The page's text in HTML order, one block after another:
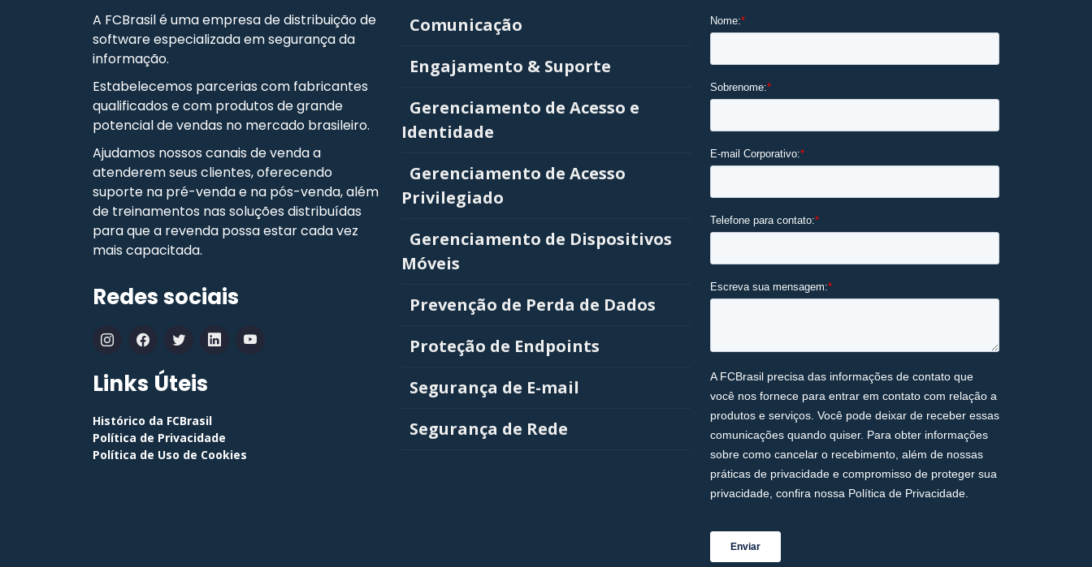
A FCBrasil é uma empresa de distribuição de
software especializada em segurança da
informação.
Estabelecemos parcerias com fabricantes
qualificados e com produtos de grande
potencial de vendas no mercado brasileiro.
Ajudamos nossos canais de venda a
atenderem seus clientes, oferecendo
suporte na pré-venda e na pós-venda, além
de treinamentos nas soluções distribuídas
para que a revenda possa estar cada vez
mais capacitada.
Redes sociais
Links Úteis
Histórico da FCBrasil
Política de Privacidade
Política de Uso de Cookies
Comunicação
Engajamento & Suporte
Gerenciamento de Acesso e
Identidade
Gerenciamento de Acesso
Privilegiado
Gerenciamento de Dispositivos
Móveis
Prevenção de Perda de Dados
Proteção de Endpoints
Segurança de E-mail
Segurança de Rede